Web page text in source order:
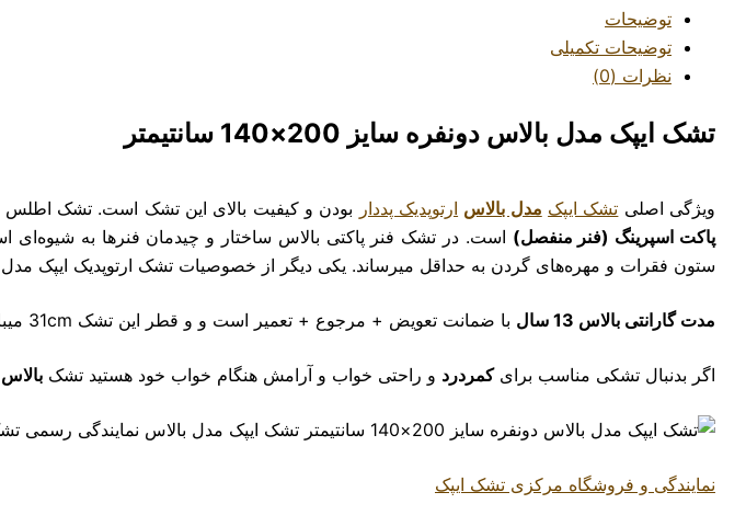
توضیحات
توضیحات تکمیلی
نظرات (0)
تشک ایپک مدل بالاس دونفره سایز 200×140 سانتیمتر
ویژگی اصلی تشک ایپک مدل بالاس ارتوپدیک پددار بودن و کیفیت بالای این تشک است. تشک
پاکت اسپرینگ (فنر منفصل) است. در تشک فنر پاکتی بالاس ساختار و چیدمان فنرها به
ستون فقرات و مهره‌های گردن به حداقل میرساند. یکی دیگر از خصوصیات تشک ارتوپدیک
مدت گارانتی بالاس 13 سال با ضمانت تعویض + مرجوع + تعمیر است و و قطر این تشک 31cm میباشد.
اگر بدنبال تشکی مناسب برایکمردرد و راحتی خواب و آرامش هنگام خواب خود هستید تشک بالاس
نمایندگی و فروشگاه مرکزی تشک ایپک